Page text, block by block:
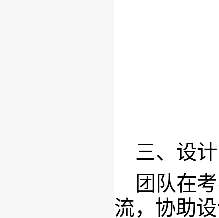
三、设
团队在
流， 协助